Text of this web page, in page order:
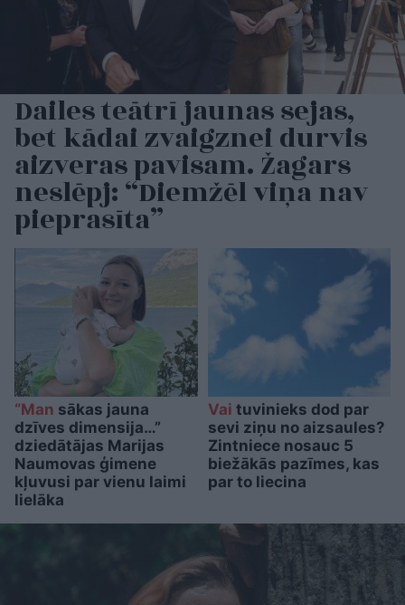
Dailes teātrī jaunas sejas,
bet kādai zvaigznei durvis
aizveras pavisam. Žagars
neslēpj: “Diemžēl viņa nav
pieprasīta”
“Man sākas jauna
dzīves dimensija…”
dziedātājas Marijas
Naumovas ģimene
kļuvusi par vienu laimi
lielāka
Vai tuvinieks dod par
sevi ziņu no aizsaules?
Zintniece nosauc 5
biežākās pazīmes, kas
par to liecina